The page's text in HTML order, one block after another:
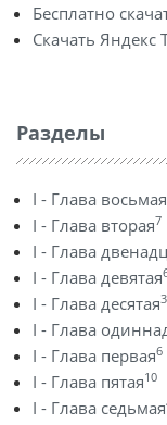
Бесплатно
Скачать Яндекс
Разделы
I - Глава восьмая
I - Глава вторая7
I - Глава
I - Глава девятая
I - Глава десятая3
I - Глава
I - Глава первая6
I - Глава пятая10
I - Глава седьмая